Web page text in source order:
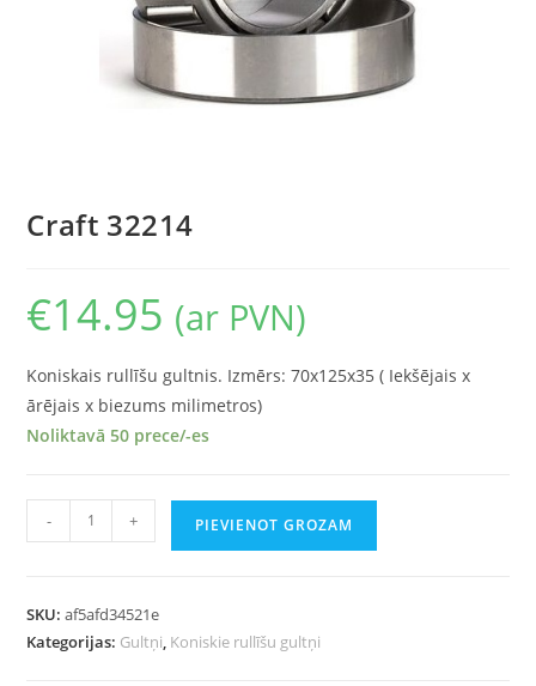
Craft 32214
€14.95 (ar PVN)
Koniskais rullīšu gultnis. Izmērs: 70x125x35 ( Iekšējais x
ārējais x biezums milimetros)
Noliktavā 50 prece/-es
- + PIEVIENOT GROZAM
SKU:af5afd34521e
Kategorijas: Gultņi Koniskie rullīšu gultņi